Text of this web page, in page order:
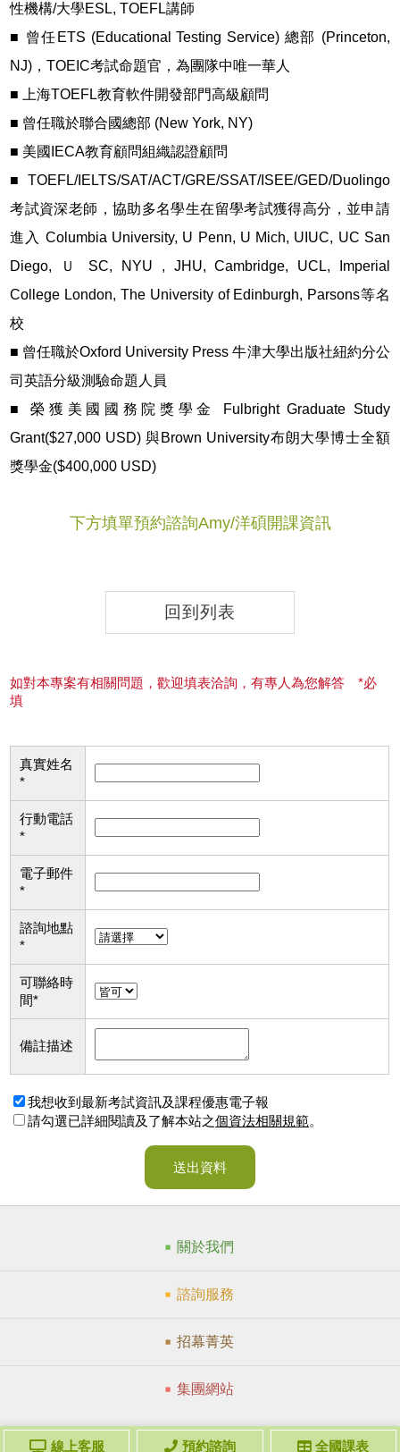
線上客服 預約諮詢 全國課表
性機構/大學ESL, TOEFL講師
■ 曾任ETS (Educational Testing Service) 總部 (Princeton,
NJ)，TOEIC考試命題官，為團隊中唯一華人
■ 上海TOEFL教育軟件開發部⾨⾼級顧問
■ 曾任職於聯合國總部 (New York, NY)
■ 美國IECA教育顧問組織認證顧問
■ TOEFL/IELTS/SAT/ACT/GRE/SSAT/ISEE/GED/Duolingo
考試資深⽼師，協助多名學⽣在留學考試獲得⾼分，並申請
進⼊ Columbia University, U Penn, U Mich, UIUC, UC San
Diego, Ｕ SC, NYU , JHU, Cambridge, UCL, Imperial
College London, The University of Edinburgh, Parsons等名
校
■ 曾任職於Oxford University Press 牛津大學出版社紐約分公
司英語分級測驗命題人員
■ 榮獲美國國務院獎學⾦ Fulbright Graduate Study
Grant($27,000 USD) 與Brown University布朗⼤學博⼠全額
獎學⾦($400,000 USD)
下方填單預約諮詢Amy/洋碩開課資訊
回到列表
如對本專案有相關問題，歡迎填表洽詢，有專人為您解答 *必
填
真實姓名
*
行動電話
*
電子郵件
*
諮詢地點
*
可聯絡時
間*
備註描述
我想收到最新考試資訊及課程優惠電子報
請勾選已詳細閱讀及了解本站之個資法相關規範。
送出資料
關於我們
諮詢服務
招幕菁英
集團網站